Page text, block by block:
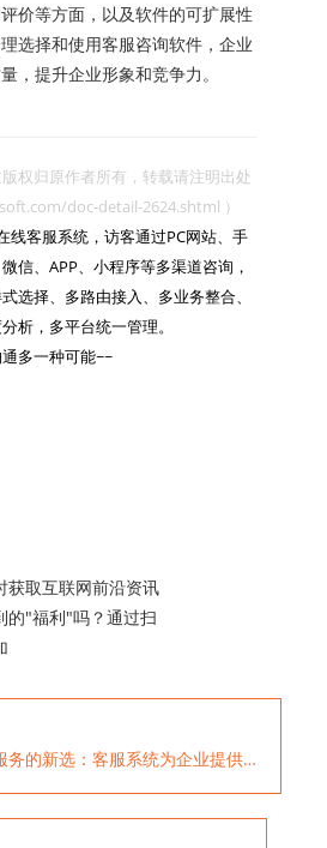
价等方面，以及软件的可扩展性
选择和使用客服咨询软件，企业
，提升企业形象和竞争力。
版权归原作者所有，转载请注明出处
doc-detail-2624.shtml ）
线客服系统，访客通过PC网站、手
信、APP、小程序等多渠道咨询，
选择、多路由接入、多业务整合、
析，多平台统一管理。
多一种可能~~
获取互联网前沿资讯
的"福利"吗？通过扫
WhatsApp客户服务的新选：客服系统为企业提供多账号管理和定制化分配功能